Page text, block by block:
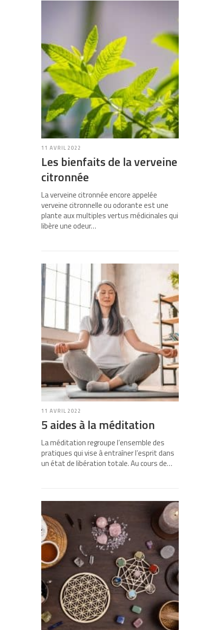
11 AVRIL 2022
Les bienfaits de la verveine
citronnée
La verveine citronnée encore appelée
verveine citronnelle ou odorante est une
plante aux multiples vertus médicinales qui
libère une odeur…
11 AVRIL 2022
5 aides à la méditation
La méditation regroupe l’ensemble des
pratiques qui vise à entraîner l’esprit dans
un état de libération totale. Au cours de…